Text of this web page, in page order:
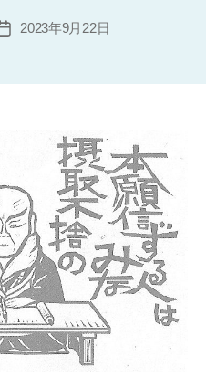
Post2023年9月22日